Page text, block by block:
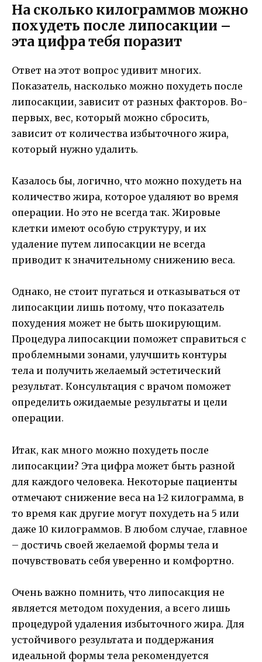
На сколько килограммов можно
похудеть после липосакции –
эта цифра тебя поразит
Ответ на этот вопрос удивит многих.
Показатель, насколько можно похудеть после
липосакции, зависит от разных факторов. Во-
первых, вес, который можно сбросить,
зависит от количества избыточного жира,
который нужно удалить.
Казалось бы, логично, что можно похудеть на
количество жира, которое удаляют во время
операции. Но это не всегда так. Жировые
клетки имеют особую структуру, и их
удаление путем липосакции не всегда
приводит к значительному снижению веса.
Однако, не стоит пугаться и отказываться от
липосакции лишь потому, что показатель
похудения может не быть шокирующим.
Процедура липосакции поможет справиться с
проблемными зонами, улучшить контуры
тела и получить желаемый эстетический
результат. Консультация с врачом поможет
определить ожидаемые результаты и цели
операции.
Итак, как много можно похудеть после
липосакции? Эта цифра может быть разной
для каждого человека. Некоторые пациенты
отмечают снижение веса на 1-2 килограмма, в
то время как другие могут похудеть на 5 или
даже 10 килограммов. В любом случае, главное
– достичь своей желаемой формы тела и
почувствовать себя уверенно и комфортно.
Очень важно помнить, что липосакция не
является методом похудения, а всего лишь
процедурой удаления избыточного жира. Для
устойчивого результата и поддержания
идеальной формы тела рекомендуется